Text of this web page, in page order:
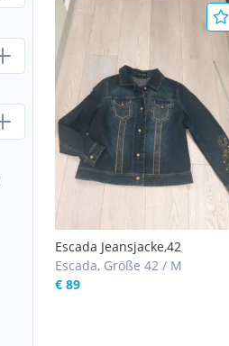
Escada Jeansjacke,42
Escada, Größe 42 / M
€ 89